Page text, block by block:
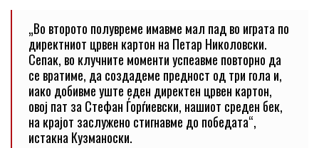
„Во второто полувреме имавме мал пад во играта по
директниот црвен картон на Петар Николовски.
Сепак, во клучните моменти успеавме повторно да
се вратиме, да создадеме предност од три гола и,
иако добивме уште еден директен црвен картон,
овој пат за Стефан Ѓорѓиевски, нашиот среден бек,
на крајот заслужено стигнавме до победата“,
истакна Кузманоски.